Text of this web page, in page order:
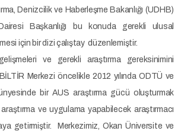
Denizcilik ve Haberleşme Bakanlığı (UDHB)
Başkanlığı bu konuda gerekli ulusal
için bir dizi çalıştay düzenlemiştir.
ve gerekli araştırma gereksinimini
Merkezi öncelikle 2012 yılında ODTÜ ve
bir AUS araştırma gücü oluşturmak
ve uygulama yapabilecek araştırmacı
getirmiştir. Merkezimiz, Okan Üniversite ve